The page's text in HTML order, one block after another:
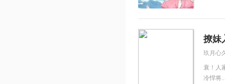
是此生
撩妹
玖月心
衰！人
冷悍将